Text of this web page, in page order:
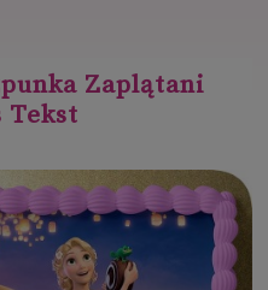
Zaplątani
Tekst